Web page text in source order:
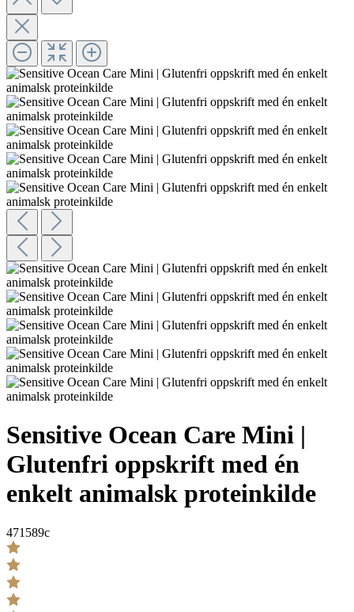
Sensitive Ocean Care Mini |
Glutenfri oppskrift med én
enkelt animalsk proteinkilde
471589c